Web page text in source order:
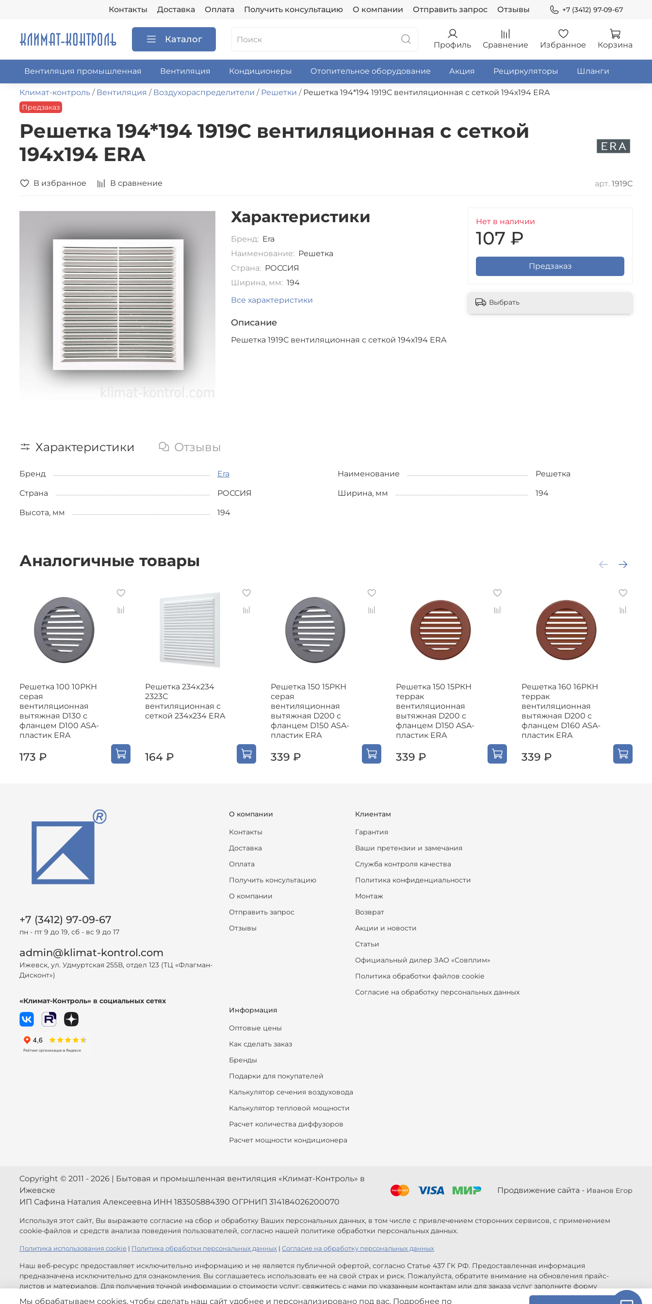
Контакты Доставка Оплата Получить консультацию О компании Отправить запрос Отзывы +7 (3412) 97-09-67
Каталог Профиль Сравнение Избранное Корзина
Вентиляция промышленная Вентиляция Кондиционеры Отопительное оборудование Акция Рециркуляторы Шланги
Климат-контроль Вентиляция Воздухораспределители Решетки Решетка 194*194 1919С вентиляционная с сеткой 194х194 ERA
Предзаказ
Решетка 194*194 1919С вентиляционная с сеткой
194х194 ERA
В избранное В сравнение арт. 1919С
Характеристики
Бренд: Era
Наименование: Решетка
Страна: РОССИЯ
Ширина, мм: 194
Все характеристики
Описание
Решетка 1919С вентиляционная с сеткой 194х194 ERA
Нет в наличии
107 ₽
Предзаказ
Выбрать
Характеристики Отзывы
Бренд Era Наименование Решетка
Страна РОССИЯ Ширина, мм 194
Высота, мм 194
Аналогичные товары
Решетка 100 10РКН
серая
вентиляционная
вытяжная D130 с
фланцем D100 ASA-
пластик ERA
173 ₽
Решетка 234x234
2323С
вентиляционная с
сеткой 234х234 ERA
164 ₽
Решетка 150 15РКН
серая
вентиляционная
вытяжная D200 с
фланцем D150 ASA-
пластик ERA
339 ₽
Решетка 150 15РКН
террак
вентиляционная
вытяжная D200 с
фланцем D150 ASA-
пластик ERA
339 ₽
Решетка 160 16РКН
террак
вентиляционная
вытяжная D200 с
фланцем D160 ASA-
пластик ERA
339 ₽
О компании
Контакты
Доставка
Оплата
Получить консультацию
О компании
Отправить запрос
Отзывы
Клиентам
Гарантия
Ваши претензии и замечания
Служба контроля качества
Политика конфиденциальности
Монтаж
Возврат
Акции и новости
Статьи
Официальный дилер ЗАО «Совплим»
Политика обработки файлов cookie
Согласие на обработку персональных данных
Информация
Оптовые цены
Как сделать заказ
Бренды
Подарки для покупателей
Калькулятор сечения воздуховода
Калькулятор тепловой мощности
Расчет количества диффузоров
Расчет мощности кондиционера
+7 (3412) 97-09-67
пн - пт 9 до 19, сб - вс 9 до 17
admin@klimat-kontrol.com
Ижевск, ул. Удмуртская 255В, отдел 123 (ТЦ «Флагман-
Дисконт»)
«Климат-Контроль» в социальных сетях
Copyright © 2011 - 2026 | Бытовая и промышленная вентиляция «Климат-Контроль» в
Ижевске
ИП Сафина Наталия Алексеевна ИНН 183505884390 ОГРНИП 314184026200070
Продвижение сайта - Иванов Егор
Используя этот сайт, Вы выражаете согласие на сбор и обработку Ваших персональных данных, в том числе с привлечением сторонних сервисов, с применением
cookie-файлов и средств анализа поведения пользователей, согласно нашей политике обработки персональных данных.
Политика использования cookie | Политика обработки персональных данных | Согласие на обработку персональных данных
Наш веб-ресурс предоставляет исключительно информацию и не является публичной офертой, согласно Статье 437 ГК РФ. Предоставленная информация
предназначена исключительно для ознакомления. Вы соглашаетесь использовать ее на свой страх и риск. Пожалуйста, обратите внимание на обновления прайс-
листов и материалов. Для получения точной информации о стоимости услуг, свяжитесь с нами по указанным контактам или для заказа услуг заполните форму
обратной связи.
Мы обрабатываем cookies, чтобы сделать наш сайт удобнее и персонализировано под вас. Подробнее по